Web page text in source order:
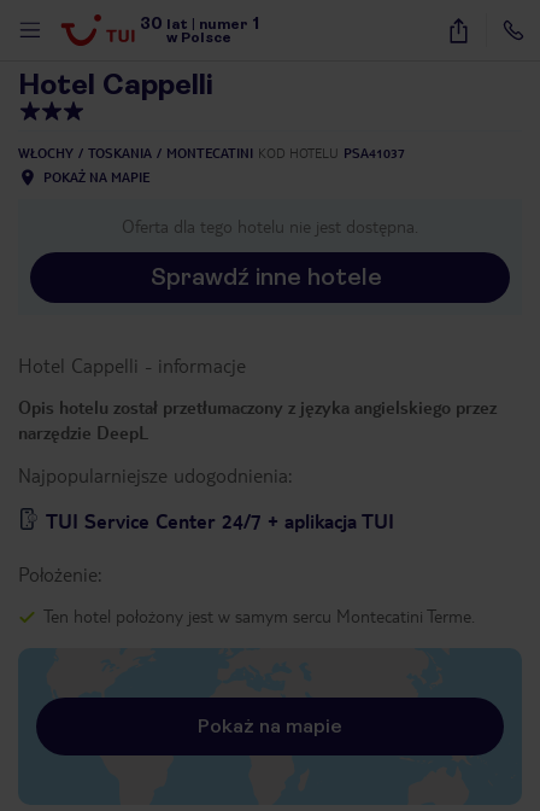
30 lat numer 1
w Polsce
40
Hotel Cappelli
WŁOCHY TOSKANIA MONTECATINI KOD HOTELU PSA41037
POKAŻ NA MAPIE
Oferta dla tego hotelu nie jest dostępna.
Sprawdź inne hotele
Hotel Cappelli - informacje
Opis hotelu został przetłumaczony z języka angielskiego przez
narzędzie DeepL
Najpopularniejsze udogodnienia:
TUI Service Center 24/7 + aplikacja TUI
Położenie:
Ten hotel położony jest w samym sercu Montecatini Terme.
Pokaż na mapie